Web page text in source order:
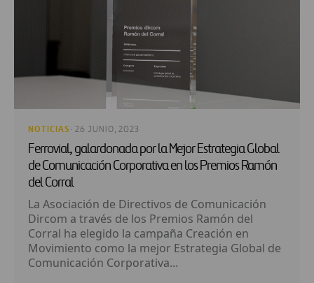
NOTICIAS · 26 JUNIO, 2023
Ferrovial, galardonada por la Mejor Estrategia Global
de Comunicación Corporativa en los Premios Ramón
del Corral
La Asociación de Directivos de Comunicación
Dircom a través de los Premios Ramón del
Corral ha elegido la campaña Creación en
Movimiento como la mejor Estrategia Global de
Comunicación Corporativa...